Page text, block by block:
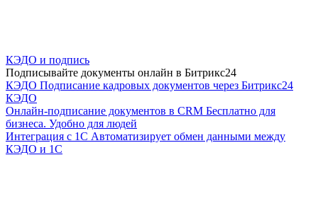
КЭДО и подпись
Подписывайте документы онлайн в Битрикс24
КЭДО Подписание кадровых документов через Битрикс24
КЭДО
Онлайн-подписание документов в CRM Бесплатно для
бизнеса. Удобно для людей
Интеграция с 1С Автоматизирует обмен данными между
КЭДО и 1С